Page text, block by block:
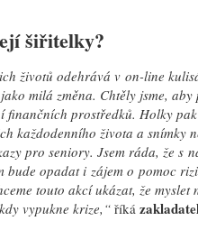
šiřitelky?
životů odehrává v on-line
milá změna. Chtěly jsme,
prostředků. Holky
každodenního života a snímky
pro seniory. Jsem ráda, že s
opadat i zájem o pomoc
touto akcí ukázat, že
vypukne krize,“ říká